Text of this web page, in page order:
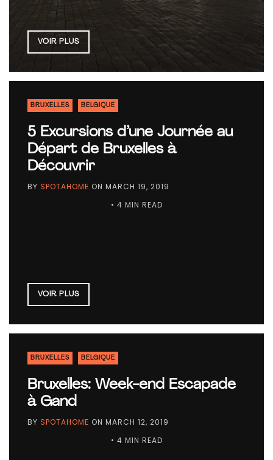
VOIR PLUS
BRUXELLES BELGIQUE
5 Excursions d’une Journée au
Départ de Bruxelles à
Découvrir
BY SPOTAHOME ON MARCH 19, 2019
• 4 MIN READ
VOIR PLUS
BRUXELLES BELGIQUE
Bruxelles: Week-end Escapade
à Gand
BY SPOTAHOME ON MARCH 12, 2019
• 4 MIN READ